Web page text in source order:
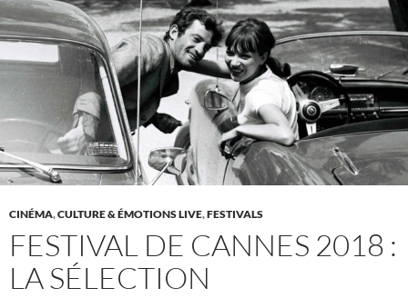
CINÉMA,CULTURE & ÉMOTIONS LIVE,FESTIVALS
FESTIVAL DE CANNES 2018 :
LA SÉLECTION